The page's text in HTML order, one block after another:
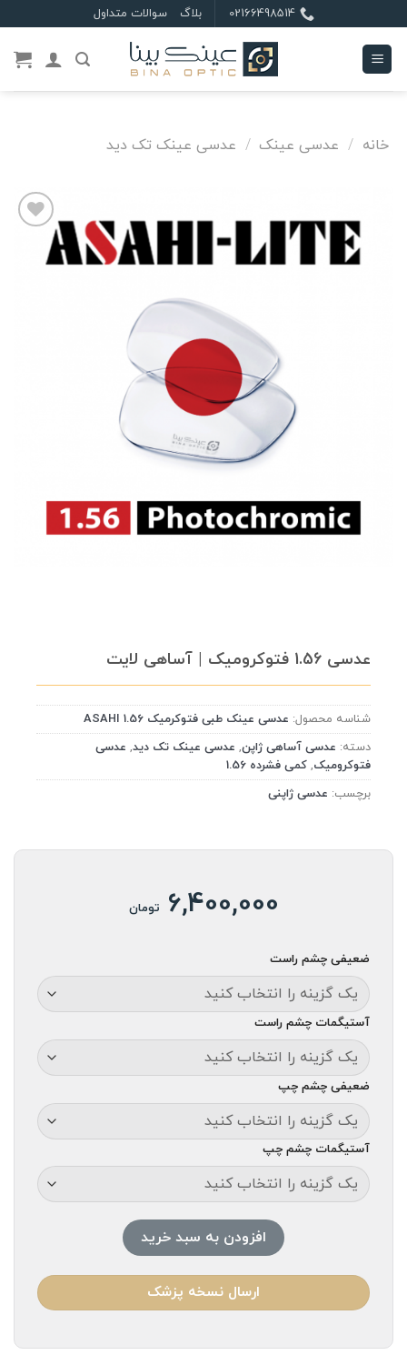
to
content
02166498514 بلاگ سوالات متداول
خانه / عدسی عینک / عدسی عینک تک دید
علاقه
عدسی 1.56 فتوکرومیک | آساهی لایت
شناسه محصول: عدسی عینک طبی فتوکرمیک 1.56 ASAHI
دسته: عدسی آساهی ژاپن, عدسی عینک تک دید, عدسی
فتوکرومیک, کمی فشرده 1.56
برچسب: عدسی ژاپنی
6,400,000 تومان
ضعیفی چشم راست
آستیگمات چشم راست
ضعیفی چشم چپ
آستیگمات چشم چپ
افزودن به سبد خرید
ارسال نسخه پزشک